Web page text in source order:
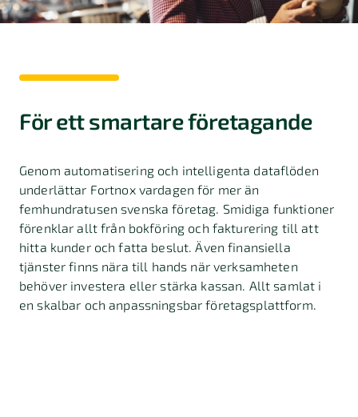
För ett smartare företagande
Genom automatisering och intelligenta dataflöden
underlättar Fortnox vardagen för mer än
femhundratusen svenska företag. Smidiga funktioner
förenklar allt från bokföring och fakturering till att
hitta kunder och fatta beslut. Även finansiella
tjänster finns nära till hands när verksamheten
behöver investera eller stärka kassan. Allt samlat i
en skalbar och anpassningsbar företagsplattform.